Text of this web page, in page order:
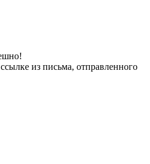
из письма, отправленного